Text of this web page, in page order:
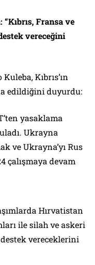
Fransa ve
vereceğini
Kıbrıs’ın
edildiğini duyurdu:
yasaklama
Ukrayna
ve Ukrayna’yı Rus
çalışmaya devam
Hırvatistan
ile silah ve askeri
vereceklerini